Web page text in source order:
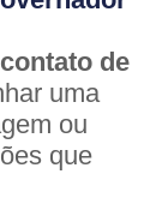
contato de
uma
ou
que